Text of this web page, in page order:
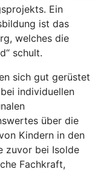
Ein
ist das
welches die
schult.
sich gut gerüstet
individuellen
über die
Kindern in den
zuvor bei Isolde
Fachkraft,